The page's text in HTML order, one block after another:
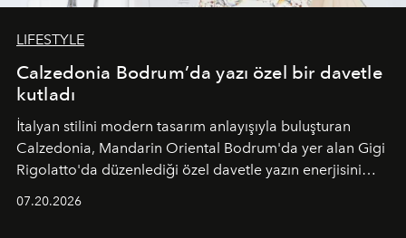
LIFESTYLE
Calzedonia Bodrum’da yazı özel bir davetle
kutladı
İtalyan stilini modern tasarım anlayışıyla buluşturan
Calzedonia, Mandarin Oriental Bodrum'da yer alan Gigi
Rigolatto'da düzenlediği özel davetle yazın enerjisini
07.20.2026